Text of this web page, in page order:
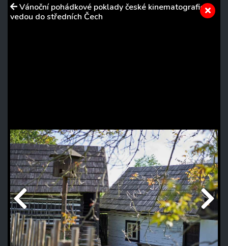
Vánoční pohádkové poklady české kinematografie
vedou do středních Čech